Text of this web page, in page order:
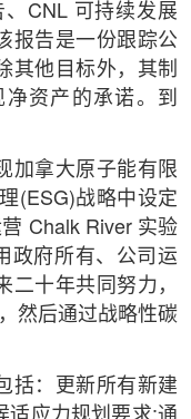
CNL 可持续发展
报告是一份跟踪公
其他目标外，其制
资产的承诺。到
加拿大原子能有限
(ESG)战略中设定
Chalk River 实验
政府所有、公司运
二十年共同努力，
然后通过战略性碳
括：更新所有新建